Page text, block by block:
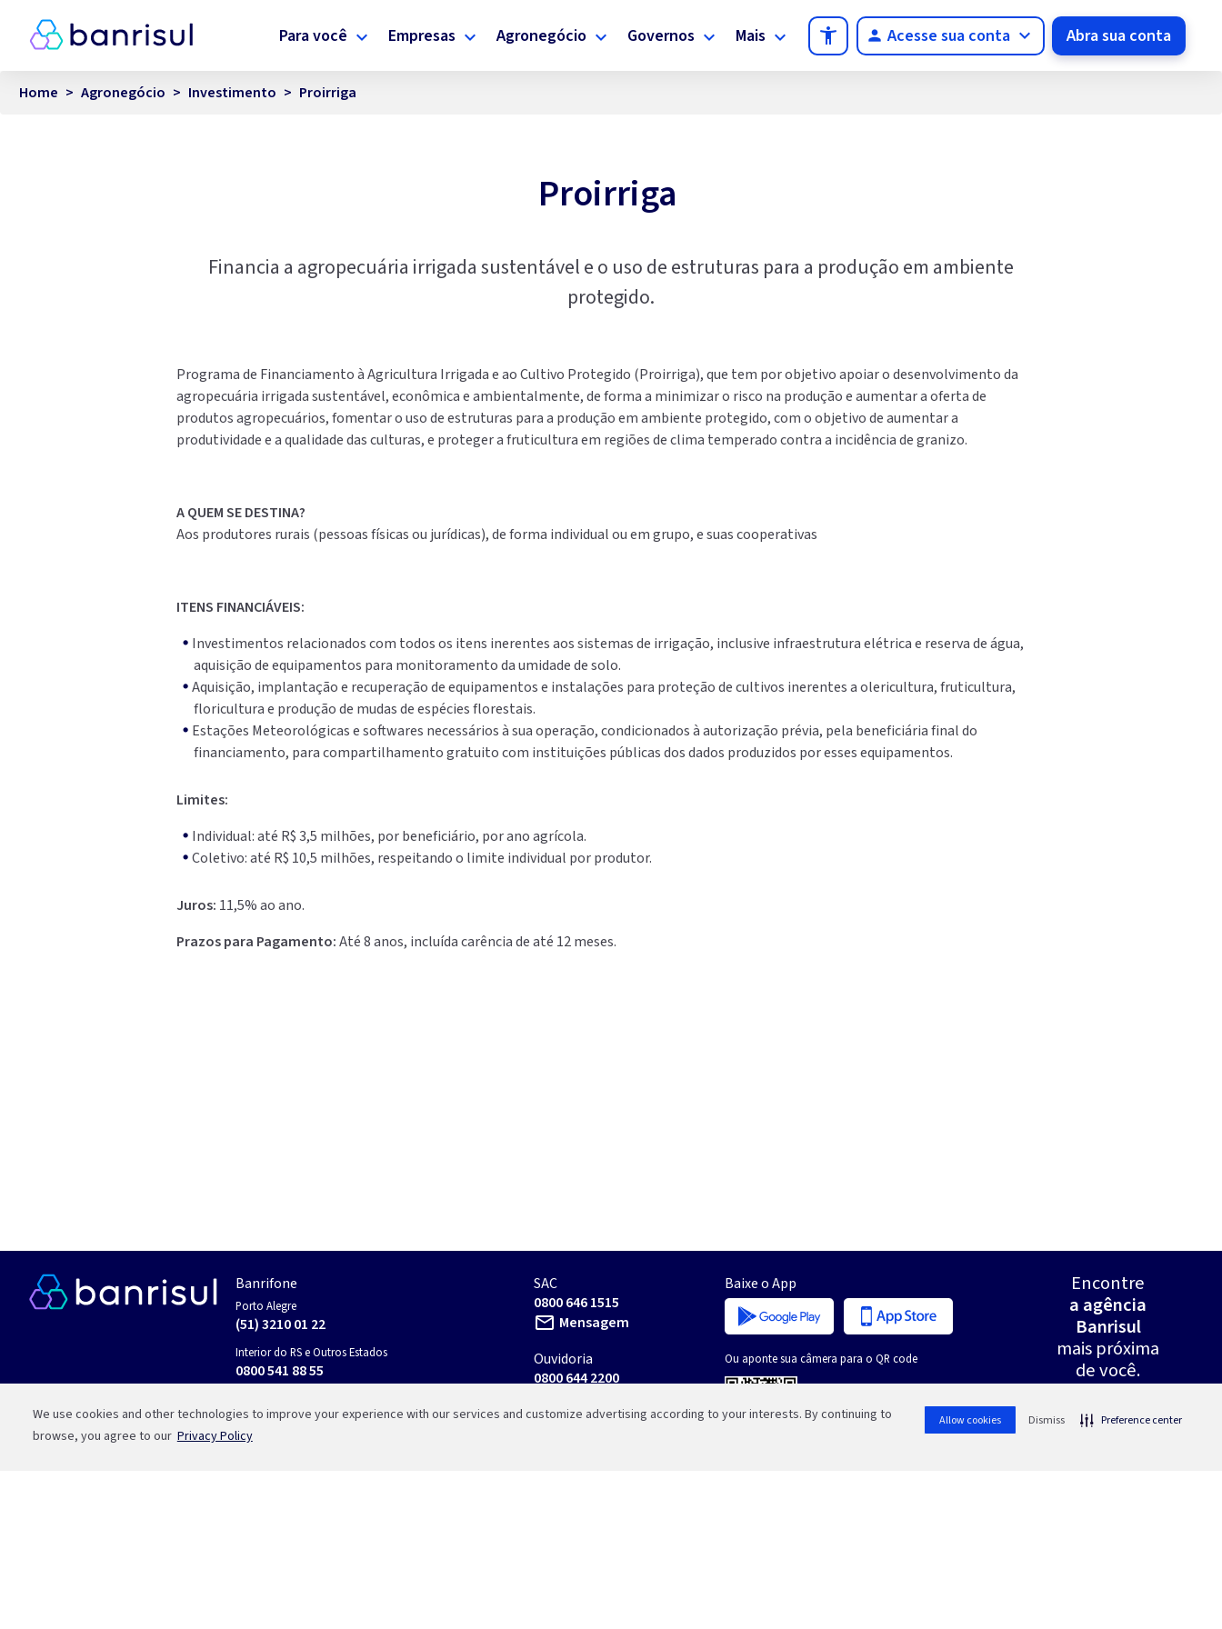
We use cookies and other technologies to improve your experience with our services and customize advertising according to your interests. By continuing to
browse, you agree to our Privacy Policy
Allow cookies Dismiss Preference center
Para você Empresas Agronegócio Governos Mais accessibility_new person Acesse sua conta Abra sua conta
Home > Agronegócio > Investimento > Proirriga
Proirriga
Financia a agropecuária irrigada sustentável e o uso de estruturas para a produção em ambiente
protegido.
Programa de Financiamento à Agricultura Irrigada e ao Cultivo Protegido (Proirriga), que tem por objetivo apoiar o desenvolvimento da
agropecuária irrigada sustentável, econômica e ambientalmente, de forma a minimizar o risco na produção e aumentar a oferta de
produtos agropecuários, fomentar o uso de estruturas para a produção em ambiente protegido, com o objetivo de aumentar a
produtividade e a qualidade das culturas, e proteger a fruticultura em regiões de clima temperado contra a incidência de granizo.
A QUEM SE DESTINA?
Aos produtores rurais (pessoas físicas ou jurídicas), de forma individual ou em grupo, e suas cooperativas
ITENS FINANCIÁVEIS:
Investimentos relacionados com todos os itens inerentes aos sistemas de irrigação, inclusive infraestrutura elétrica e reserva de água,
aquisição de equipamentos para monitoramento da umidade de solo.
Aquisição, implantação e recuperação de equipamentos e instalações para proteção de cultivos inerentes a olericultura, fruticultura,
floricultura e produção de mudas de espécies florestais.
Estações Meteorológicas e softwares necessários à sua operação, condicionados à autorização prévia, pela beneficiária final do
financiamento, para compartilhamento gratuito com instituições públicas dos dados produzidos por esses equipamentos.
Limites:
Individual: até R$ 3,5 milhões, por beneficiário, por ano agrícola.
Coletivo: até R$ 10,5 milhões, respeitando o limite individual por produtor.
Juros: 11,5% ao ano.
Prazos para Pagamento:Até 8 anos, incluída carência de até 12 meses.
Banrifone
Porto Alegre
(51) 3210 01 22
Interior do RS e Outros Estados
0800 541 88 55
WhatsApp
SAC
0800 646 1515
mail_outline Mensagem
Ouvidoria
0800 644 2200
Baixe o App
Ou aponte sua câmera para o QR code
Encontre
a agência
Banrisul
mais próxima
de você.